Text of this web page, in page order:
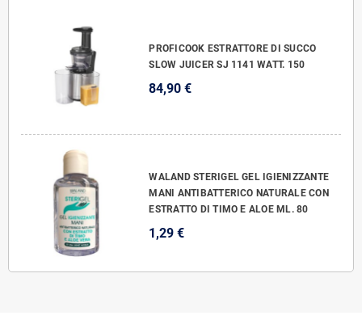
PROFICOOK ESTRATTORE DI SUCCO
SLOW JUICER SJ 1141 WATT. 150
84,90 €
WALAND STERIGEL GEL IGIENIZZANTE
MANI ANTIBATTERICO NATURALE CON
ESTRATTO DI TIMO E ALOE ML. 80
1,29 €